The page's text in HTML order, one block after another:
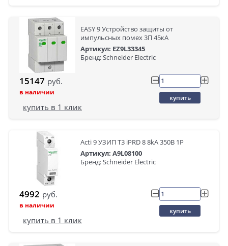
EASY 9 Устройство защиты от
импульсных помех 3П 45кА
Артикул: EZ9L33345
Бренд: Schneider Electric
15147 руб.
в наличии
купить
купить в 1 клик
Acti 9 УЗИП Т3 iPRD 8 8kA 350В 1P
Артикул: A9L08100
Бренд: Schneider Electric
4992 руб.
в наличии
купить
купить в 1 клик